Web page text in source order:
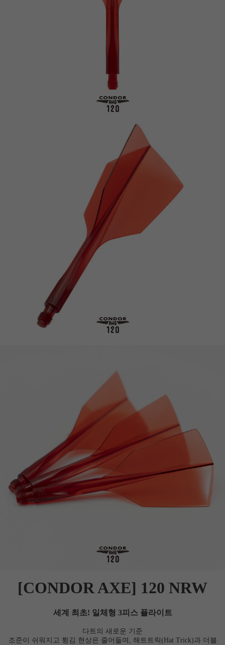
[CONDOR AXE] 120 NRW
세계 최초! 일체형 3피스 플라이트
다트의 새로운 기준
조준이 쉬워지고 튕김 현상은 줄어들며, 해트트릭(Hat Trick)과 더블